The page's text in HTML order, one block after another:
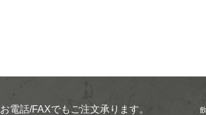
お電話/FAXでもご注文承ります。